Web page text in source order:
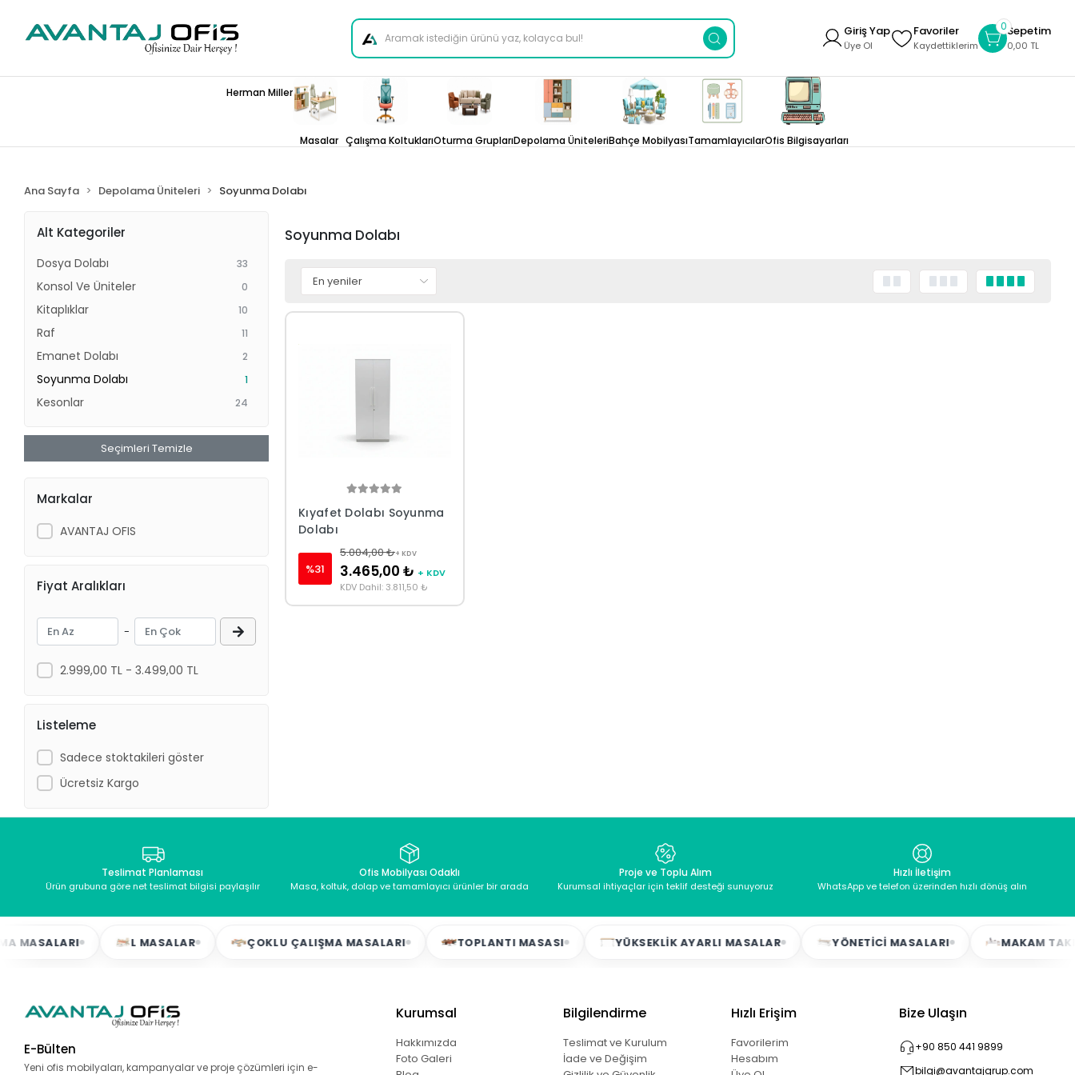
Giriş Yap
Üye Ol
Favoriler
Kaydettiklerim
0Sepetim
0,00 TL
Herman Miller
Masalar Çalışma KoltuklarıOturma GruplarıDepolama ÜniteleriBahçe MobilyasıTamamlayıcılarOfis Bilgisayarları
Ana Sayfa Depolama Üniteleri Soyunma Dolabı
Alt Kategoriler
Dosya Dolabı 33
Konsol Ve Üniteler 0
Kitaplıklar 10
Raf 11
Emanet Dolabı 2
Soyunma Dolabı 1
Kesonlar 24
Seçimleri Temizle
Markalar
AVANTAJ OFIS
Fiyat Aralıkları
-
2.999,00 TL - 3.499,00 TL
Listeleme
Sadece stoktakileri göster
Ücretsiz Kargo
Soyunma Dolabı
Kıyafet Dolabı Soyunma
Dolabı
%31
5.004,00 ₺+ KDV
3.465,00 ₺ + KDV
KDV Dahil: 3.811,50 ₺
Teslimat Planlaması
Ürün grubuna göre net teslimat bilgisi paylaşılır
Ofis Mobilyası Odaklı
Masa, koltuk, dolap ve tamamlayıcı ürünler bir arada
Proje ve Toplu Alım
Kurumsal ihtiyaçlar için teklif desteği sunuyoruz
Hızlı İletişim
WhatsApp ve telefon üzerinden hızlı dönüş alın
L MASALAR ÇOKLU ÇALIŞMA MASALARI TOPLANTI MASASI YÜKSEKLIK AYARLI MASALAR YÖNETICI MASALARI MAKAM
E-Bülten
Yeni ofis mobilyaları, kampanyalar ve proje çözümleri için e-
Kurumsal
Hakkımızda
Foto Galeri
Bilgilendirme
Teslimat ve Kurulum
İade ve Değişim
Hızlı Erişim
Favorilerim
Hesabım
Bize Ulaşın
+90 850 441 9899
bilgi@avantajgrup.com